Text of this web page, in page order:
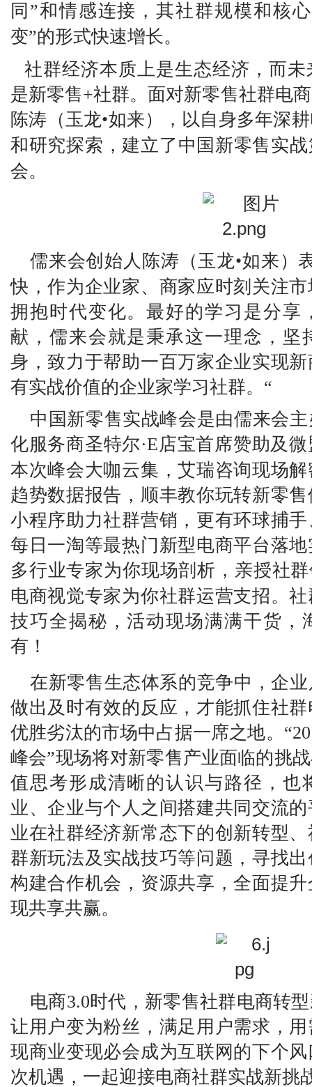
同”和情感连接 ，其社群规模和核
变”的形式快速增长。
社群经济本质上是生态经济，而
是新零售+社群。面对新零售社群电
陈涛（玉龙•如来）， 以自身多年深
和研究探索 ， 建立了中国新零售实
会。
儒来会创始人陈涛（玉龙•如来 ）
快，作为企业家、商家应时刻关注
拥抱时代变化。最好的学习是分享
献 ，儒来会就是秉承这一理念，坚
身 ，致力于帮助一百万家企业实现
有实战价值的企业家学习社群。 “
中国新零售实战峰会是由儒来会
化服务商圣特尔·E店宝首席赞助及
本次峰会大咖云集，艾瑞咨询现场解
趋势数据报告，顺丰教你玩转新零
小程序助力社群营销，更有环球捕
每日一淘等最热门新型电商平台落
多行业专家为你现场剖析，亲授社
电商视觉专家为你社群运营支招。社
技巧全揭秘，活动现场满满干货，
有！
在新零售生态体系的竞争中，企业
做出及时有效的反应， 才能抓住社
优胜劣汰的市场中占据一席之地。 “
峰会”现场将对新零售产业面临的挑
值思考形成清晰的认识与路径 ， 也
业、企业与个人 之间搭建共同交流的
业在社群经济新常态下的创新转型、
群新玩法及 实战技巧等问题，寻找
构建合作机会，资源共享 ，全面提升
现共享共赢。
电商3.0时代 ，新零售社群电商转
让用户变为粉丝，满足用户需求，
现商业变现必会成为互联网的下个风
次机遇， 一起迎接电商社群实战新挑